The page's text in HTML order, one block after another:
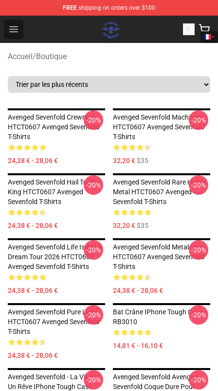
FREE shipping on orders over $100
Open menu
Avenged Sevenfold Shop - Official Avenged Sevenfold
Accueil/Boutique
Avenged Sevenfold Crewneck
HTCT0607 Avenged Sevenfold
T-Shirts
24,38 € - 28,06 €
-20%
Avenged Sevenfold Machinery
HTCT0607 Avenged Sevenfold
T-Shirts
32,20 €$35
-20%
Avenged Sevenfold Hail To The
King HTCT0607 Avenged
Sevenfold T-Shirts
24,38 € - 28,06 €
-20%
Avenged Sevenfold Rare Heavy
Metal HTCT0607 Avenged
Sevenfold T-Shirts
32,20 €$35
-20%
Avenged Sevenfold Life Is But A
Dream Tour 2026 HTCT0607
Avenged Sevenfold T-Shirts
24,38 € - 28,06 €
-20%
Avenged Sevenfold Metalcore
HTCT0607 Avenged Sevenfold
T-Shirts
24,38 € - 28,06 €
-20%
Avenged Sevenfold Pure Light
HTCT0607 Avenged Sevenfold
T-Shirts
24,38 € - 28,06 €
-20%
Bat Crâne IPhone Tough Case
RB3010
14,81 € - 16,10 €
-20%
Avenged Sevenfold - La Vie Est
Un Rêve IPhone Tough Case
-20%
Avenged Sevenfold Avenged
Sevenfold Coque Dure Pour
-20%